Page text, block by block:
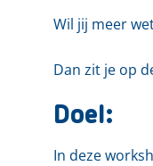
Wil jij meer
Dan zit je op
Doel:
In deze